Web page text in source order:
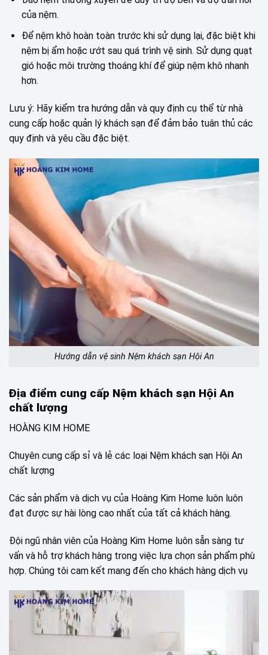
của nệm.
Để nệm khô hoàn toàn trước khi sử dụng lại, đặc biệt khi
nệm bị ẩm hoặc ướt sau quá trình vệ sinh. Sử dụng quạt
gió hoặc môi trường thoáng khí để giúp nệm khô nhanh
hơn.
Lưu ý: Hãy kiểm tra hướng dẫn và quy định cụ thể từ nhà
cung cấp hoặc quản lý khách sạn để đảm bảo tuân thủ các
quy định và yêu cầu đặc biệt.
Hướng dẫn vệ sinh Nệm khách sạn Hội An
Địa điểm cung cấp Nệm khách sạn Hội An
chất lượng
HOÀNG KIM HOME
Chuyên cung cấp sỉ và lẻ các loại Nệm khách sạn Hội An
chất lượng
Các sản phẩm và dịch vụ của Hoàng Kim Home luôn luôn
đạt được sự hài lòng cao nhất của tất cả khách hàng.
Đội ngũ nhân viên của Hoàng Kim Home luôn sẵn sàng tư
vấn và hỗ trợ khách hàng trong việc lựa chọn sản phẩm phù
hợp. Chúng tôi cam kết mang đến cho khách hàng dịch vụ